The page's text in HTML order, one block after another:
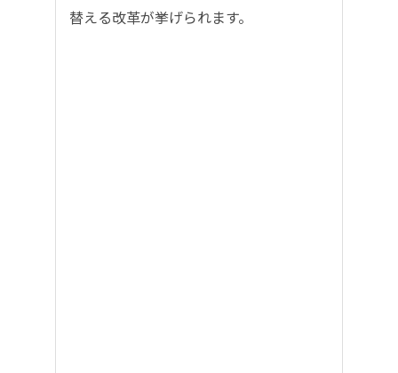
替える改革が挙げられます。